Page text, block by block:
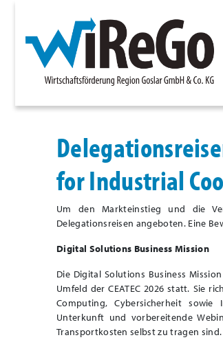
for Industrial
Um den Markteinstieg und die
Delegationsreisen angeboten. Eine
Digital Solutions Business Mission
Die Digital Solutions Business
Umfeld der CEATEC 2026 statt. Sie
Computing, Cybersicherheit sowie
Unterkunft und vorbereitende
Transportkosten selbst zu tragen sind.